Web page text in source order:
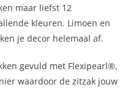
maar liefst 12
kleuren. Limoen en
je decor helemaal af.
gevuld met Flexipearl®,
waardoor de zitzak jouw